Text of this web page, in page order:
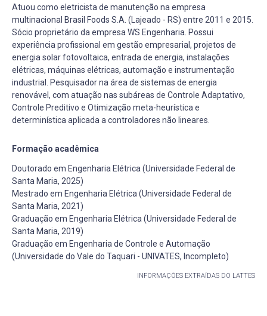
Atuou como eletricista de manutenção na empresa
multinacional Brasil Foods S.A. (Lajeado - RS) entre 2011 e 2015.
Sócio proprietário da empresa WS Engenharia. Possui
experiência profissional em gestão empresarial, projetos de
energia solar fotovoltaica, entrada de energia, instalações
elétricas, máquinas elétricas, automação e instrumentação
industrial. Pesquisador na área de sistemas de energia
renovável, com atuação nas subáreas de Controle Adaptativo,
Controle Preditivo e Otimização meta-heurística e
determinística aplicada a controladores não lineares.
Formação acadêmica
Doutorado em Engenharia Elétrica (Universidade Federal de
Santa Maria, 2025)
Mestrado em Engenharia Elétrica (Universidade Federal de
Santa Maria, 2021)
Graduação em Engenharia Elétrica (Universidade Federal de
Santa Maria, 2019)
Graduação em Engenharia de Controle e Automação
(Universidade do Vale do Taquari - UNIVATES, Incompleto)
INFORMAÇÕES EXTRAÍDAS DO LATTES